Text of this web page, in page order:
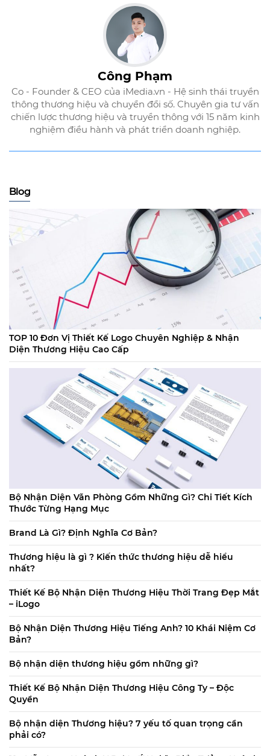
Công Phạm
Co - Founder & CEO của iMedia.vn - Hệ sinh thái truyền
thông thương hiệu và chuyển đổi số. Chuyên gia tư vấn
chiến lược thương hiệu và truyền thông với 15 năm kinh
nghiệm điều hành và phát triển doanh nghiệp.
Blog
TOP 10 Đơn Vị Thiết Kế Logo Chuyên Nghiệp & Nhận
Diện Thương Hiệu Cao Cấp
Bộ Nhận Diện Văn Phòng Gồm Những Gì? Chi Tiết Kích
Thước Từng Hạng Mục
Brand Là Gì? Định Nghĩa Cơ Bản?
Thương hiệu là gì ? Kiến thức thương hiệu dễ hiểu
nhất?
Thiết Kế Bộ Nhận Diện Thương Hiệu Thời Trang Đẹp Mắt
– iLogo
Bộ Nhận Diện Thương Hiệu Tiếng Anh? 10 Khái Niệm Cơ
Bản?
Bộ nhận diện thương hiệu gồm những gì?
Thiết Kế Bộ Nhận Diện Thương Hiệu Công Ty – Độc
Quyền
Bộ nhận diện Thương hiệu? 7 yếu tố quan trọng cần
phải có?